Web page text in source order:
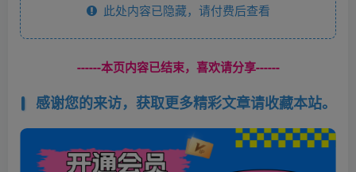
此处内容已隐藏，请付费后查看
------本页内容已结束，喜欢请分享------
感谢您的来访，获取更多精彩文章请收藏本站。